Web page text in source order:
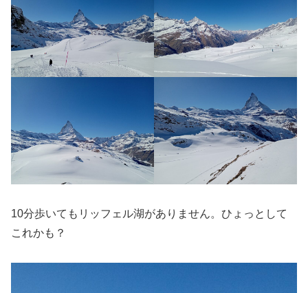
10分歩いてもリッフェル湖がありません。ひょっとして
これかも？